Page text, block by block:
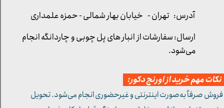
آدرس: تهران - خیابان بهار شمالی - حمزه علمداری
مهم خرید از اورنج دکور:
صرفاً به‌صورت اینترنتی و غیرحضوری انجام می‌شود. تحویل
ارسال: سفارشات از انبار های پل چوبی و چاردانگه انجام
می‌شود.